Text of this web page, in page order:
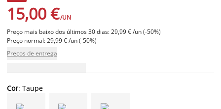
15,00 €/UN
Preço mais baixo dos últimos 30 dias: 29,99 € /un (-50%)
Preço normal: 29,99 € /un (-50%)
Preços de entrega
Cor: Taupe